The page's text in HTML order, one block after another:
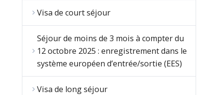
Visa de court séjour
Séjour de moins de 3 mois à compter du
12 octobre 2025 : enregistrement dans le
système européen d’entrée/sortie (EES)
Visa de long séjour